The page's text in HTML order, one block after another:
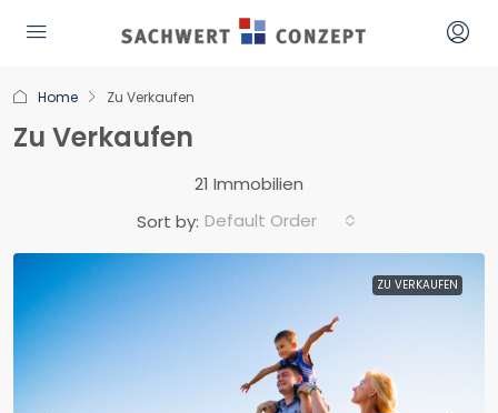
Home Zu Verkaufen
Zu Verkaufen
21 Immobilien
Sort by: Default Order
ZU VERKAUFEN